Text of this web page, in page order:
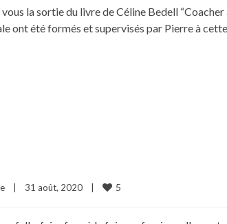
la sortie du livre de Céline Bedell
ont été formés et supervisés par Pierre à
31 août, 2020 5